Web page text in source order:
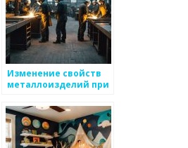
Изменение свойств
металлоизделий при
использовании